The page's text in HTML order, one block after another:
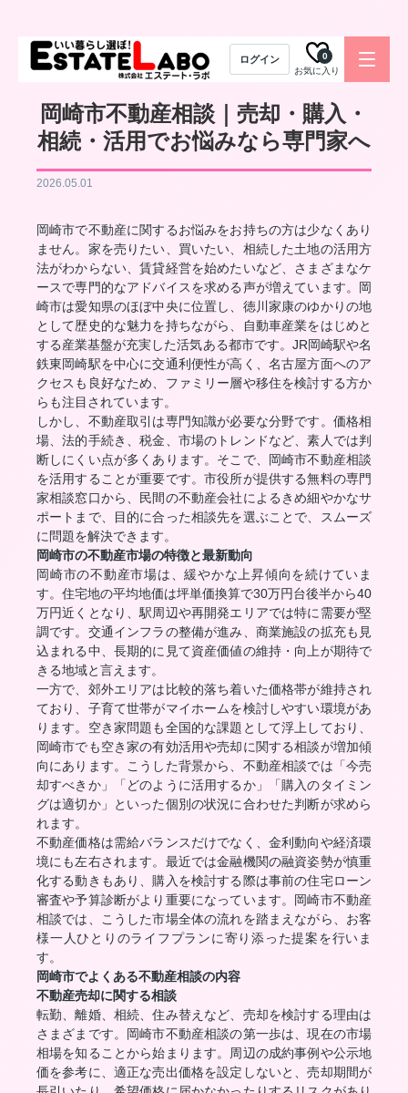
ログイン
お気に入り
0
岡崎市不動産相談｜売却・購入・
相続・活用でお悩みなら専門家へ
2026.05.01
岡崎市で不動産に関するお悩みをお持ちの方は少なくあり
ません。家を売りたい、買いたい、相続した土地の活用方
法がわからない、賃貸経営を始めたいなど、さまざまなケ
ースで専門的なアドバイスを求める声が増えています。岡
崎市は愛知県のほぼ中央に位置し、徳川家康のゆかりの地
として歴史的な魅力を持ちながら、自動車産業をはじめと
する産業基盤が充実した活気ある都市です。JR岡崎駅や名
鉄東岡崎駅を中心に交通利便性が高く、名古屋方面へのア
クセスも良好なため、ファミリー層や移住を検討する方か
らも注目されています。
しかし、不動産取引は専門知識が必要な分野です。価格相
場、法的手続き、税金、市場のトレンドなど、素人では判
断しにくい点が多くあります。そこで、岡崎市不動産相談
を活用することが重要です。市役所が提供する無料の専門
家相談窓口から、民間の不動産会社によるきめ細やかなサ
ポートまで、目的に合った相談先を選ぶことで、スムーズ
に問題を解決できます。
岡崎市の不動産市場の特徴と最新動向
岡崎市の不動産市場は、緩やかな上昇傾向を続けていま
す。住宅地の平均地価は坪単価換算で30万円台後半から40
万円近くとなり、駅周辺や再開発エリアでは特に需要が堅
調です。交通インフラの整備が進み、商業施設の拡充も見
込まれる中、長期的に見て資産価値の維持・向上が期待で
きる地域と言えます。
一方で、郊外エリアは比較的落ち着いた価格帯が維持され
ており、子育て世帯がマイホームを検討しやすい環境があ
ります。空き家問題も全国的な課題として浮上しており、
岡崎市でも空き家の有効活用や売却に関する相談が増加傾
向にあります。こうした背景から、不動産相談では「今売
却すべきか」「どのように活用するか」「購入のタイミン
グは適切か」といった個別の状況に合わせた判断が求めら
れます。
不動産価格は需給バランスだけでなく、金利動向や経済環
境にも左右されます。最近では金融機関の融資姿勢が慎重
化する動きもあり、購入を検討する際は事前の住宅ローン
審査や予算診断がより重要になっています。岡崎市不動産
相談では、こうした市場全体の流れを踏まえながら、お客
様一人ひとりのライフプランに寄り添った提案を行いま
す。
岡崎市でよくある不動産相談の内容
不動産売却に関する相談
転勤、離婚、相続、住み替えなど、売却を検討する理由は
さまざまです。岡崎市不動産相談の第一歩は、現在の市場
相場を知ることから始まります。周辺の成約事例や公示地
価を参考に、適正な売出価格を設定しないと、売却期間が